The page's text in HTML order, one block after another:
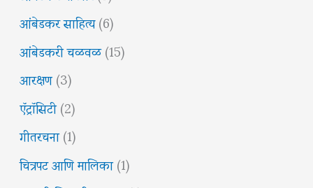
आंबेडकर साहित्य(6)
आंबेडकरी चळवळ(15)
आरक्षण(3)
ऍट्रॉसिटी(2)
गीतरचना(1)
चित्रपट आणि मालिका(1)